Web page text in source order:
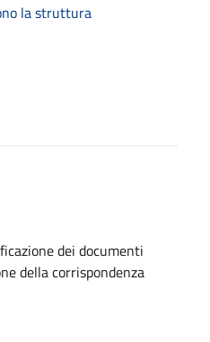
la struttura
dei documenti
della corrispondenza